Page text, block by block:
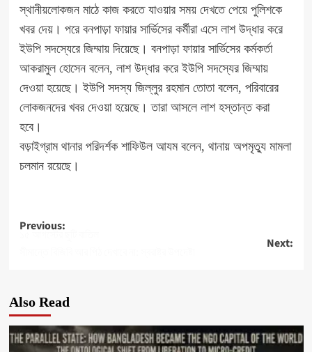
স্থানীয়লোকজন মাঠে কাজ করতে যাওয়ার সময় দেখতে পেয়ে পুলিশকে
খবর দেয়। পরে বনপাড়া ফায়ার সার্ভিসের কর্মীরা এসে লাশ উদ্ধার করে
ইউপি সদস্যেরে জিম্মায় দিয়েছে। বনপাড়া ফায়ার সার্ভিসের কর্মকর্তা
আকরামুল হোসেন বলেন, লাশ উদ্ধার করে ইউপি সদস্যের জিম্মায়
দেওয়া হয়েছে। ইউপি সদস্য জিল্লুর রহমান তোতা বলেন, পরিবারের
লোকজনদের খবর দেওয়া হয়েছে। তারা আসলে লাশ হস্তান্ত করা
হবে।
বড়াইগ্রাম থানার পরিদর্শক শাফিউল আযম বলেন, থানায় অপমৃত্যু মামলা
চলমান রয়েছে।
Post
Previous:
১৫ আগস্টের ছুটি বাতিল
Next:
Also Read